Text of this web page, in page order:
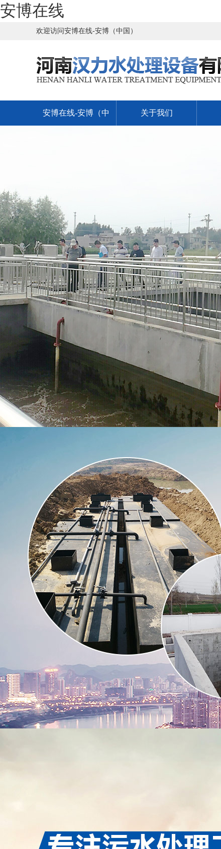
安博在线
欢迎访问安博在线-安博（中国）
安博在线-安博（中 关于我们